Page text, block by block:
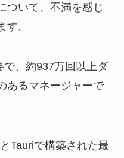
ついて、不満を感じ
。
で、約937万回以上ダ
あるマネージャーで
Tauriで構築された最